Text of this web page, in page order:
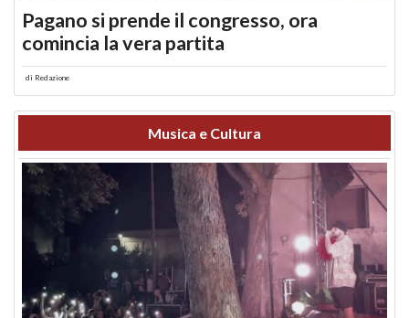
Pagano si prende il congresso, ora
comincia la vera partita
di Redazione
Musica e Cultura